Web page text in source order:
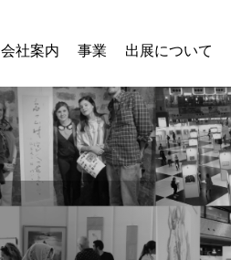
会社案内 事業 出展について